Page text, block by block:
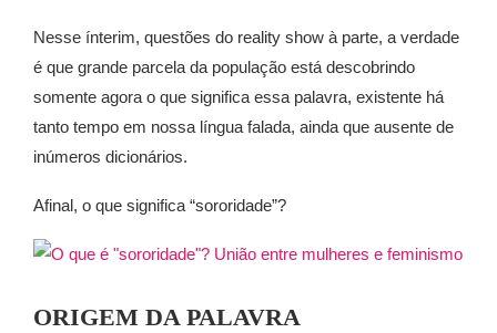
Nesse ínterim, questões do reality show à parte, a verdade
é que grande parcela da população está descobrindo
somente agora o que significa essa palavra, existente há
tanto tempo em nossa língua falada, ainda que ausente de
inúmeros dicionários.
Afinal, o que significa “sororidade”?
ORIGEM DA PALAVRA